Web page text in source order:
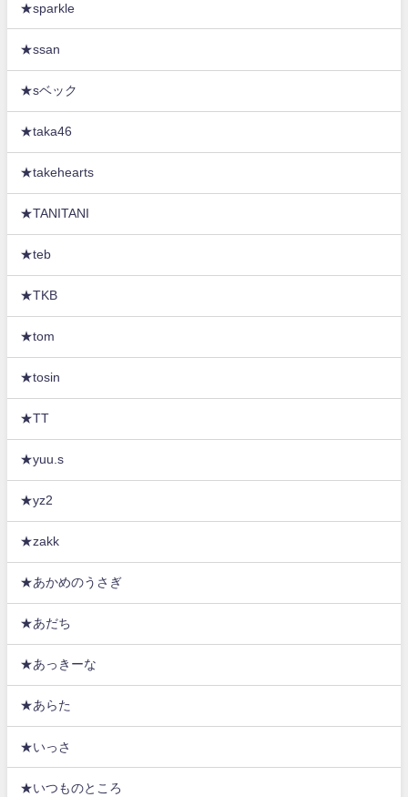
★sparkle
★ssan
★sベック
★taka46
★takehearts
★TANITANI
★teb
★TKB
★tom
★tosin
★TT
★yuu.s
★yz2
★zakk
★あかめのうさぎ
★あだち
★あっきーな
★あらた
★いっさ
★いつものところ